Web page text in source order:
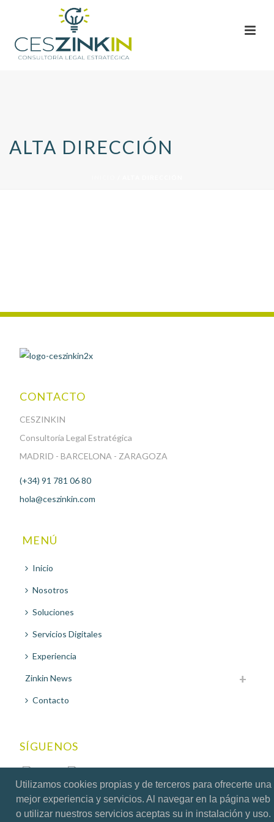
ALTA DIRECCIÓN
CONTACTO
CESZINKIN
Consultoría Legal Estratégica
MADRID - BARCELONA - ZARAGOZA
(+34) 91 781 06 80
hola@ceszinkin.com
MENÚ
Inicio
Nosotros
Soluciones
Servicios Digitales
Experiencia
Zinkin News
Contacto
SÍGUENOS
Utilizamos cookies propias y de terceros para ofrecerte una
mejor experiencia y servicios. Al navegar en la página web
o utilizar nuestros servicios aceptas su in instalación y uso.